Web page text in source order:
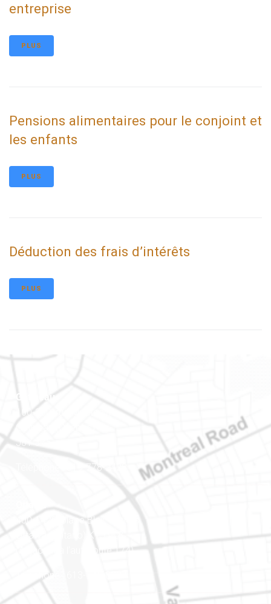
entreprise
PLUS
Pensions alimentaires pour le conjoint et
les enfants
PLUS
Déduction des frais d’intérêts
PLUS
Gatineau
100-200, rue Montcalm
Gatineau (Québec)
J8Y 3B5
Téléphone : 819-778-2428
400-1420, place Blair Towers
Ottawa (Ontario) K1J 9L8
(Adjacent à l’autoroute 174)
Téléphone : 613-745-8387